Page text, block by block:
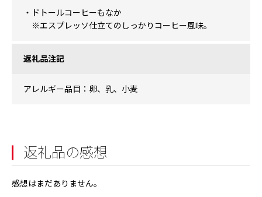
・ドトールコーヒーもなか
※エスプレッソ仕立てのしっかりコーヒー風味。
返礼品注記
アレルギー品目：卵、乳、小麦
返礼品の感想
感想はまだありません。